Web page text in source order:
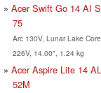
Acer Swift Go 14 AI
75
Arc 130V, Lunar Lake
226V, 14.00", 1.24 kg
Acer Aspire Lite 14
52M